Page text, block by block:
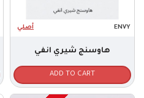
أصلي ENVY
هاوسنج شيري انفي
ADD TO CART